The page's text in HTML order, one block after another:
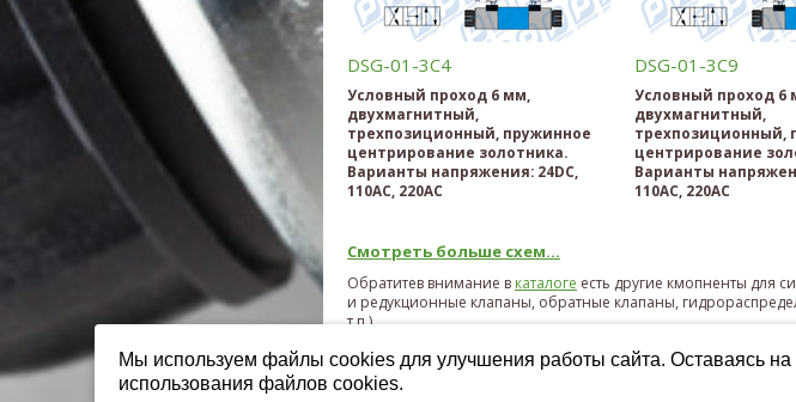
DSG-01-3C4
Условный проход 6 мм,
двухмагнитный,
трехпозиционный, пружинное
центрирование золотника.
Варианты напряжения: 24DC,
110AC, 220AC
DSG-01-3C9
Условный проход 6
двухмагнитный,
трехпозиционный,
центрирование
Варианты
110AC, 220AC
Смотреть больше схем...
Обратитев внимание в каталоге есть другие кмопненты для
и редукционные клапаны, обратные клапаны,
т.п.)
Мы используем файлы cookies для улучшения работы сайта. Оставаясь
использования файлов cookies.